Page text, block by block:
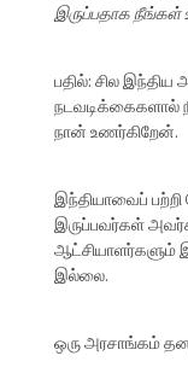
இருப்பதாக நீங்கள்
பதில்: சில
நடவடிக்கைகளால்
நான் உணர்கிறேன்.
இந்தியாவைப்
இருப்பவர்கள்
ஆட்சியாளர்களும்
இல்லை.
ஒரு அரசாங்கம்